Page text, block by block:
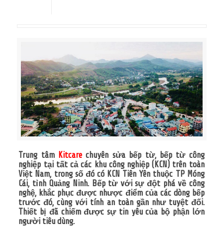
Trung tâm Kitcare chuyên sửa bếp từ, bếp từ công
nghiệp tại tất cả các khu công nghiệp (KCN) trên toàn
Việt Nam, trong số đó có KCN Tiên Yên thuộc TP Móng
Cái, tỉnh Quảng Ninh. Bếp từ với sự đột phá về công
nghệ, khắc phục được nhược điểm của các dòng bếp
trước đó, cùng với tính an toàn gần như tuyệt đối.
Thiết bị đã chiếm được sự tin yêu của bộ phận lớn
người tiêu dùng.